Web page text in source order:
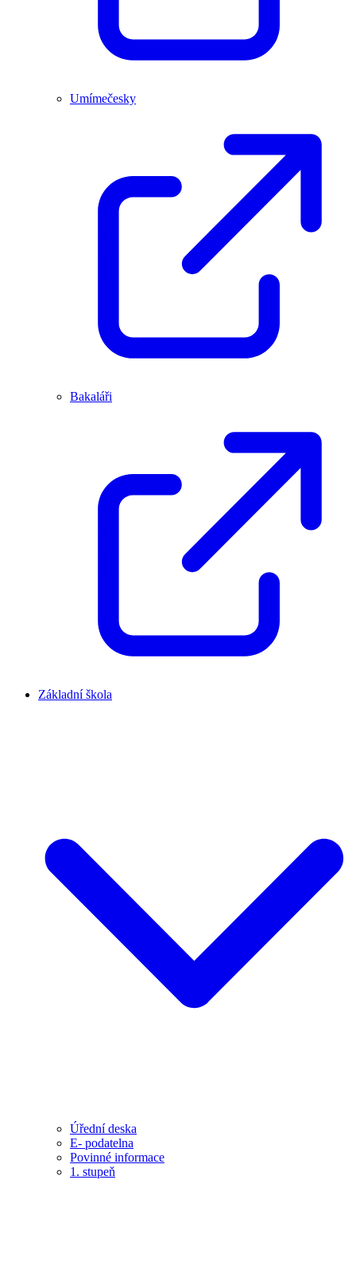
Umímečesky
Bakaláři
Základní škola
Úřední deska
E- podatelna
Povinné informace
1. stupeň